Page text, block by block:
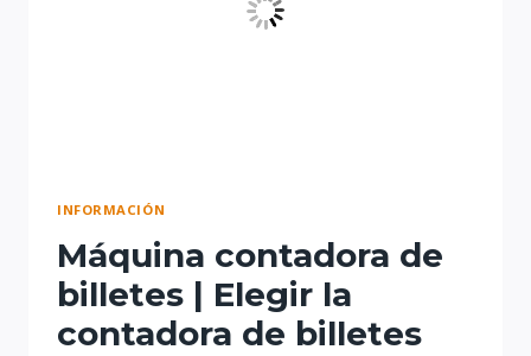
INFORMACIÓN
Máquina contadora de
billetes | Elegir la
contadora de billetes